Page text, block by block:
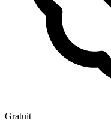
Gratuit